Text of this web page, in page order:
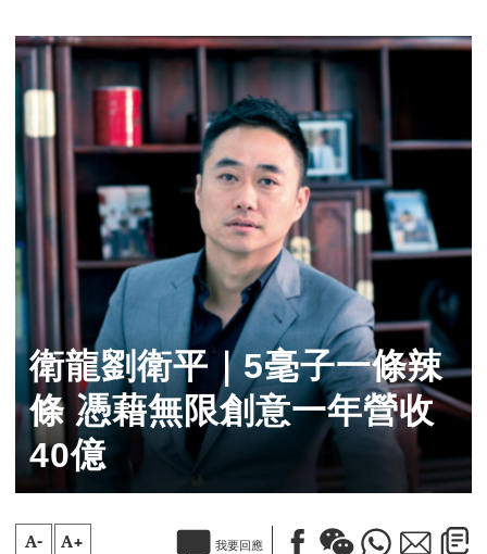
衛龍劉衛平｜5毫子一條辣
條 憑藉無限創意一年營收
40億
A- A+ 我要回應